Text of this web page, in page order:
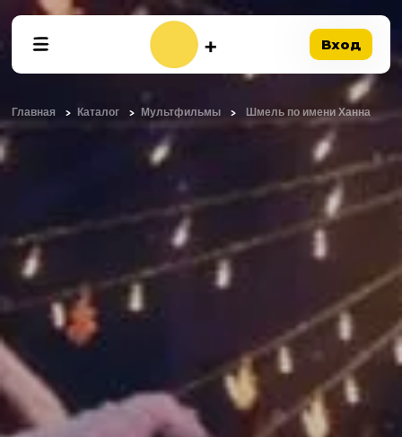
Вход
Главная Каталог Мультфильмы Шмель по имени Ханна